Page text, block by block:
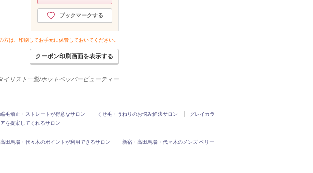
ブックマークする
は、印刷してお手元に保管しておいてください。
クーポン印刷画面を表示する
リスト一覧/ホットペッパービューティー
縮毛矯正・ストレートが得意なサロン くせ毛・うねりのお悩み解決サロン
グレイカラ
を提案してくれるサロン
田馬場・代々木のポイントが利用できるサロン
新宿・高田馬場・代々木のメンズ ベリー